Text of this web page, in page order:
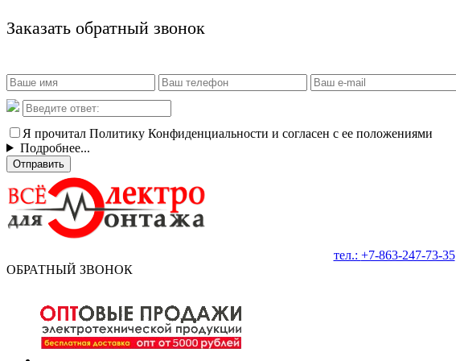
Заказать обратный звонок
Я прочитал Политику Конфиденциальности и согласен с ее положениями
Подробнее...
Отправить
тел.: +7-863-247-73-35
ОБРАТНЫЙ ЗВОНОК